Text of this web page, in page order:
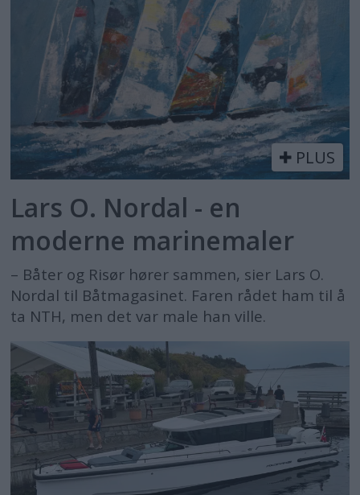
PLUS
Lars O. Nordal - en
moderne marinemaler
– Båter og Risør hører sammen, sier Lars O.
Nordal til Båtmagasinet. Faren rådet ham til å
ta NTH, men det var male han ville.